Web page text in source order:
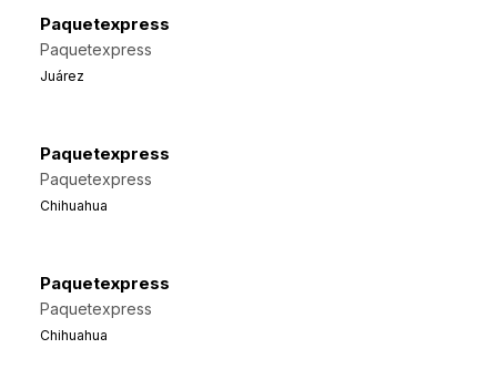
Paquetexpress
Paquetexpress
Juárez
Paquetexpress
Paquetexpress
Chihuahua
Paquetexpress
Paquetexpress
Chihuahua